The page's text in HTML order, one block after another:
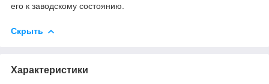
его к заводскому состоянию.
Скрыть
Характеристики